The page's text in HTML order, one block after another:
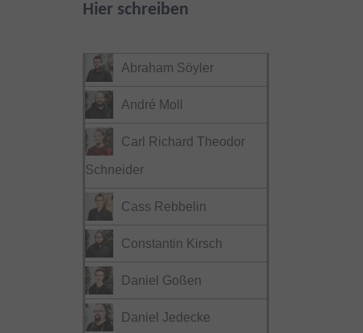
Hier schreiben
Abraham Söyler
André Moll
Carl Richard Theodor
Schneider
Cass Rebbelin
Constantin Kirsch
Daniel Goßen
Daniel Jedecke